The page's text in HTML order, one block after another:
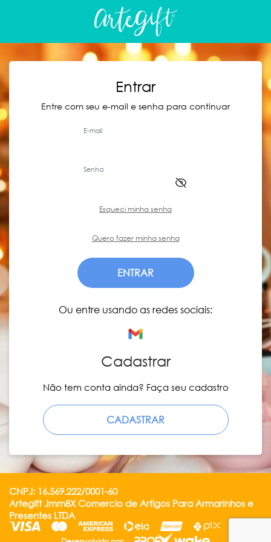
Entrar
Entre com seu e-mail e senha para continuar
E-mail
Senha
Esqueci minha senha
Quero fazer minha senha
ENTRAR
Ou entre usando as redes sociais:
Cadastrar
Não tem conta ainda? Faça seu cadastro
CADASTRAR
CNPJ: 16.569.222/0001-60
Artegift Jmm8X Comercio de Artigos Para Armarinhos e
Presentes LTDA